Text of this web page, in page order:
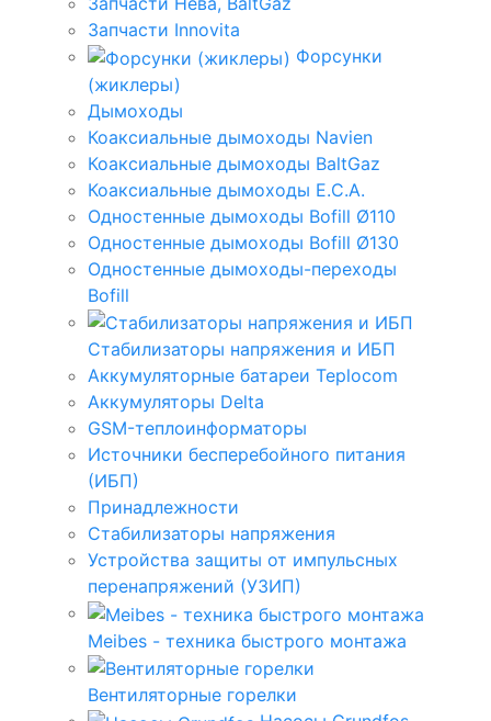
Запчасти Innovita
Форсунки
(жиклеры)
Дымоходы
Коаксиальные дымоходы Navien
Коаксиальные дымоходы BaltGaz
Коаксиальные дымоходы E.C.A.
Одностенные дымоходы Bofill Ø110
Одностенные дымоходы Bofill Ø130
Одностенные дымоходы-переходы
Bofill
Стабилизаторы напряжения и ИБП
Аккумуляторные батареи Teplocom
Аккумуляторы Delta
GSM-теплоинформаторы
Источники бесперебойного питания
(ИБП)
Принадлежности
Стабилизаторы напряжения
Устройства защиты от импульсных
перенапряжений (УЗИП)
Meibes - техника быстрого монтажа
Вентиляторные горелки